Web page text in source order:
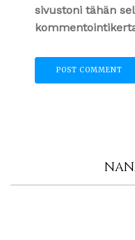
sivustoni tähän